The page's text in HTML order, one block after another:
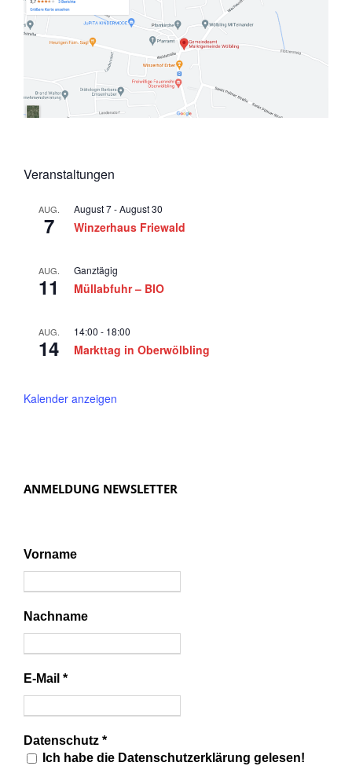
Veranstaltungen
AUG.
7
August 7-August 30
Winzerhaus Friewald
AUG.
11
Ganztägig
Müllabfuhr – BIO
AUG.
14
14:00 - 18:00
Markttag in Oberwölbling
Kalender anzeigen
ANMELDUNG NEWSLETTER
Vorname
Nachname
E-Mail *
Datenschutz *
Ich habe die Datenschutzerklärung gelesen!